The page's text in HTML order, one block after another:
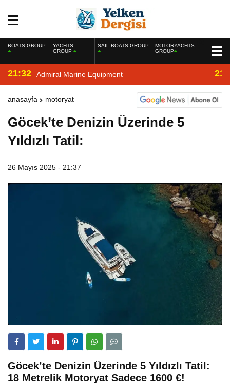
BOATS GROUP
YACHTS
GROUP
SAIL BOATS GROUP
MOTORYACHTS
GROUP
21:32 Admiral Marine Equipment
anasayfa motoryat
Göcek’te Denizin Üzerinde 5
Yıldızlı Tatil:
26 Mayıs 2025 - 21:37
Göcek’te Denizin Üzerinde 5 Yıldızlı Tatil:
18 Metrelik Motoryat Sadece 1600 €!